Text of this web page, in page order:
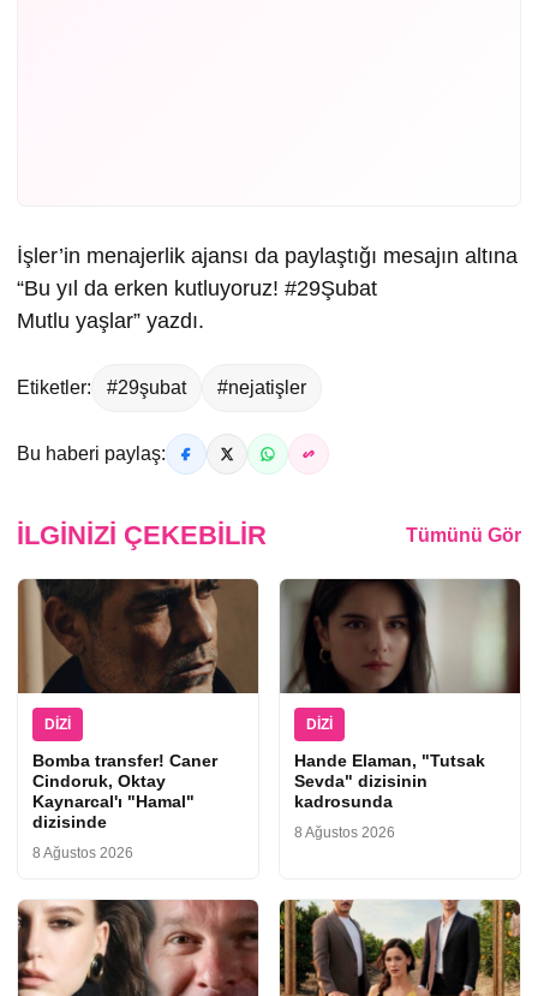
İşler’in menajerlik ajansı da paylaştığı mesajın altına
“Bu yıl da erken kutluyoruz! #29Şubat
Mutlu yaşlar” yazdı.
Etiketler: #29şubat #nejatişler
Bu haberi paylaş:
İLGINIZI ÇEKEBILIR Tümünü Gör
DIZI
Bomba transfer! Caner
Cindoruk, Oktay
Kaynarcal'ı "Hamal"
dizisinde
8 Ağustos 2026
DIZI
Hande Elaman, "Tutsak
Sevda" dizisinin
kadrosunda
8 Ağustos 2026